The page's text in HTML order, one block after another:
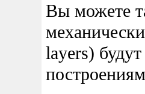
Вы можете
layers)